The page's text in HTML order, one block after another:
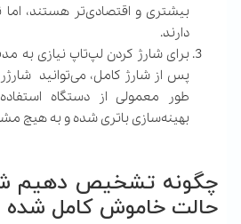
بیشتری و اقتصادی‌تر هستند،
دارند.
پس از شارژ کامل، می‌توانید
طور معمولی از دستگاه
بهینه‌سازی باتری شده و به هیچ
چگونه تشخیص دهیم
حالت خاموش کامل